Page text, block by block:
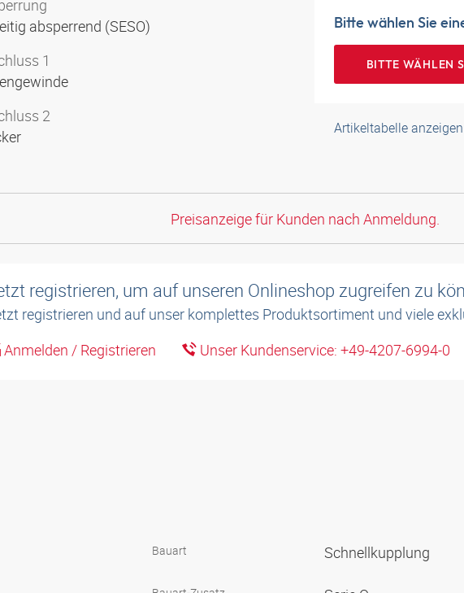
absperrend (SESO)
1
2
Bitte wählen Sie
BITTE WÄHLEN
Artikeltabelle anzeigen
Preisanzeige für Kunden nach Anmeldung.
registrieren, um auf unseren Onlineshop zugreifen zu
registrieren und auf unser komplettes Produktsortiment und viele
Anmelden / Registrieren
Unser Kundenservice: +49-4207-6994-0
Bauart Schnellkupplung